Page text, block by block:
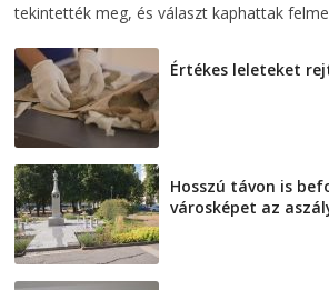
tekintették meg, és választ kaphattak
Értékes leleteket
Hosszú távon is
városképet az